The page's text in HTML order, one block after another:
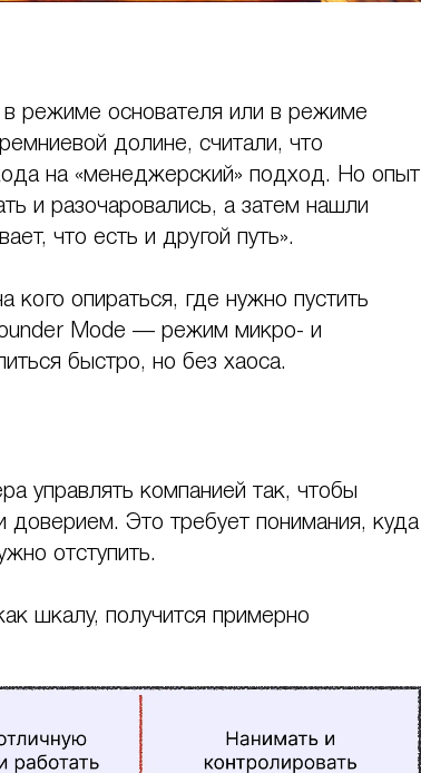
режиме основателя или в режиме
долине, считали, что
на «менеджерский» подход. Но опыт
и разочаровались, а затем нашли
что есть и другой путь».
опираться, где нужно пустить
Mode — режим микро- и
быстро, но без хаоса.
управлять компанией так, чтобы
Это требует понимания, куда
отступить.
шкалу, получится примерно